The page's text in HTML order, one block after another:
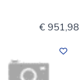
€ 951,98